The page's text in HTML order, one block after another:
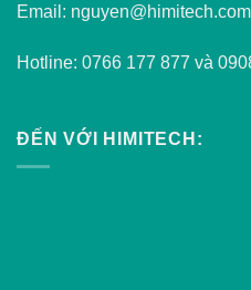
Email:
Hotline: 0766 177 877 và
ĐẾN VỚI HIMITECH: